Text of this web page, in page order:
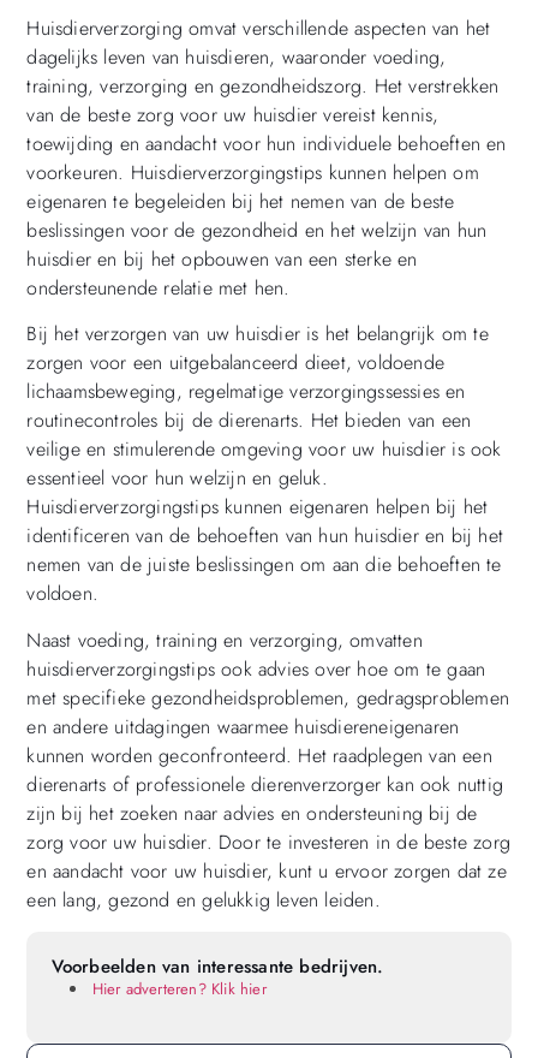
Huisdierverzorging omvat verschillende aspecten van het
dagelijks leven van huisdieren, waaronder voeding,
training, verzorging en gezondheidszorg. Het verstrekken
van de beste zorg voor uw huisdier vereist kennis,
toewijding en aandacht voor hun individuele behoeften en
voorkeuren. Huisdierverzorgingstips kunnen helpen om
eigenaren te begeleiden bij het nemen van de beste
beslissingen voor de gezondheid en het welzijn van hun
huisdier en bij het opbouwen van een sterke en
ondersteunende relatie met hen.
Bij het verzorgen van uw huisdier is het belangrijk om te
zorgen voor een uitgebalanceerd dieet, voldoende
lichaamsbeweging, regelmatige verzorgingssessies en
routinecontroles bij de dierenarts. Het bieden van een
veilige en stimulerende omgeving voor uw huisdier is ook
essentieel voor hun welzijn en geluk.
Huisdierverzorgingstips kunnen eigenaren helpen bij het
identificeren van de behoeften van hun huisdier en bij het
nemen van de juiste beslissingen om aan die behoeften te
voldoen.
Naast voeding, training en verzorging, omvatten
huisdierverzorgingstips ook advies over hoe om te gaan
met specifieke gezondheidsproblemen, gedragsproblemen
en andere uitdagingen waarmee huisdiereneigenaren
kunnen worden geconfronteerd. Het raadplegen van een
dierenarts of professionele dierenverzorger kan ook nuttig
zijn bij het zoeken naar advies en ondersteuning bij de
zorg voor uw huisdier. Door te investeren in de beste zorg
en aandacht voor uw huisdier, kunt u ervoor zorgen dat ze
een lang, gezond en gelukkig leven leiden.
Voorbeelden van interessante bedrijven.
Hier adverteren? Klik hier